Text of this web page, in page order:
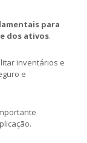
para
dos ativos.
inventários e
e